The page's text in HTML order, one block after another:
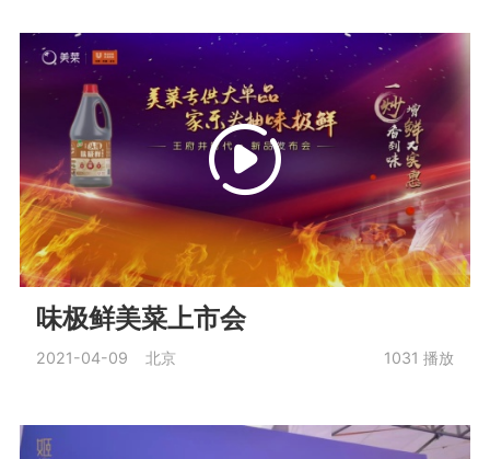
味极鲜美菜上市会
2021-04-09 北京 1031 播放